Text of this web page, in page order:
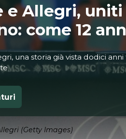
e Allegri,
come 12
una storia già vista dodici
(Getty Images)